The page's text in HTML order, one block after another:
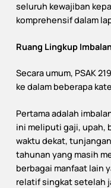
seluruh kewajiban
komprehensif dalam
Ruang Lingkup
Secara umum, PSAK
ke dalam beberapa
Pertama adalah
ini meliputi gaji, upah,
waktu dekat,
tahunan yang masih
berbagai manfaat lain
relatif singkat setelah